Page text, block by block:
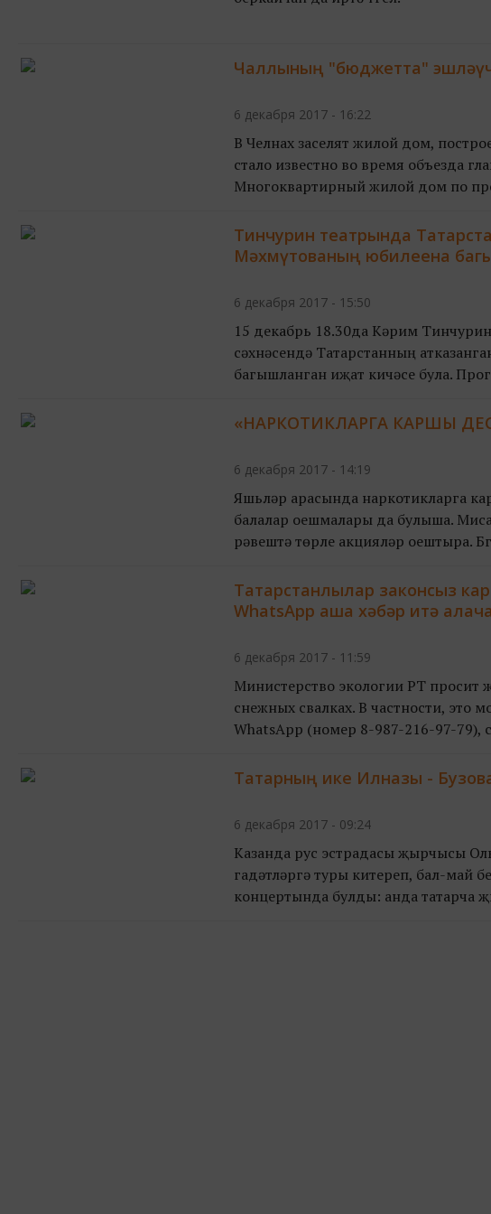
Чаллының "бюджетта"
6 декабря 2017 - 16:22
В Челнах заселят жилой дом,
стало известно во время объезда
Многоквартирный жилой дом по
Тинчурин театрында
Мәхмүтованың юбилеена
6 декабря 2017 - 15:50
15 декабрь 18.30да Кәрим
сәхнәсендә Татарстанның
багышланган иҗат кичәсе була.
«НАРКОТИКЛАРГА КАРШЫ
6 декабря 2017 - 14:19
Яшьләр арасында наркотикларга
балалар оешмалары да булыша.
рәвештә төрле акцияләр оештыра.
Татарстанлылар законсыз
WhatsApp аша хәбәр итә
6 декабря 2017 - 11:59
Министерство экологии РТ просит
снежных свалках. В частности,
WhatsApp (номер 8-987-216-97-79),
Татарның ике Илназы -
6 декабря 2017 - 09:24
Казанда рус эстрадасы җырчысы
гадәтләргә туры китереп, бал-
концертында булды: анда татарча